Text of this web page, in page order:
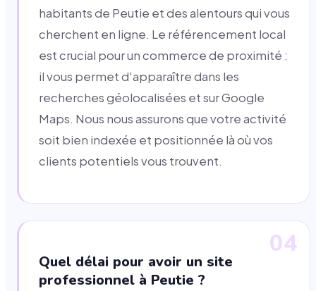
habitants de Peutie et des alentours qui vous
cherchent en ligne. Le référencement local
est crucial pour un commerce de proximité :
il vous permet d'apparaître dans les
recherches géolocalisées et sur Google
Maps. Nous nous assurons que votre activité
soit bien indexée et positionnée là où vos
clients potentiels vous trouvent.
04
Quel délai pour avoir un site
professionnel à Peutie ?